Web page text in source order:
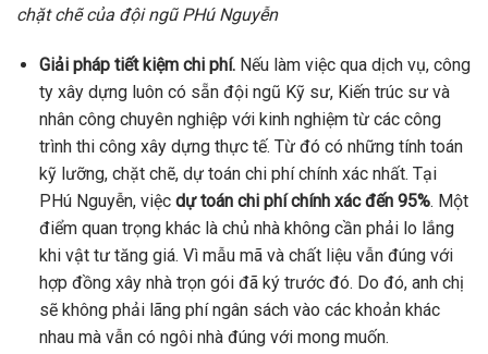
chặt chẽ của đội ngũ PHú Nguyễn
Giải pháp tiết kiệm chi phí.Nếu làm việc qua dịch vụ, công
ty xây dựng luôn có sẵn đội ngũ Kỹ sư, Kiến trúc sư và
nhân công chuyên nghiệp với kinh nghiệm từ các công
trình thi công xây dựng thực tế. Từ đó có những tính toán
kỹ lưỡng, chặt chẽ, dự toán chi phí chính xác nhất. Tại
PHú Nguyễn, việcdự toán chi phí chính xác đến 95%. Một
điểm quan trọng khác là chủ nhà không cần phải lo lắng
khi vật tư tăng giá. Vì mẫu mã và chất liệu vẫn đúng với
hợp đồng xây nhà trọn gói đã ký trước đó. Do đó, anh chị
sẽ không phải lãng phí ngân sách vào các khoản khác
nhau mà vẫn có ngôi nhà đúng với mong muốn.